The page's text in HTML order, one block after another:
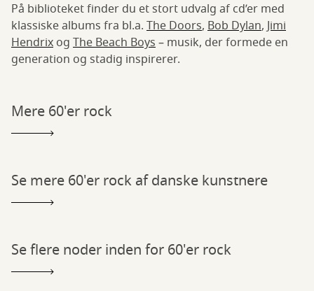
På biblioteket finder du et stort udvalg af cd’er med
klassiske albums fra bl.a. The Doors, Bob Dylan, Jimi
Hendrix og The Beach Boys– musik, der formede en
generation og stadig inspirerer.
Mere 60'er rock
Se mere 60'er rock af danske kunstnere
Se flere noder inden for 60'er rock